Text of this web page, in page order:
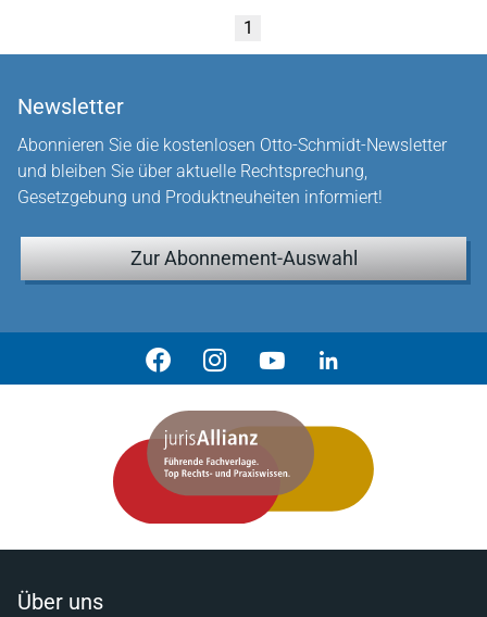
1
Newsletter
Abonnieren Sie die kostenlosen Otto-Schmidt-Newsletter
und bleiben Sie über aktuelle Rechtsprechung,
Gesetzgebung und Produktneuheiten informiert!
Zur Abonnement-Auswahl
Über uns